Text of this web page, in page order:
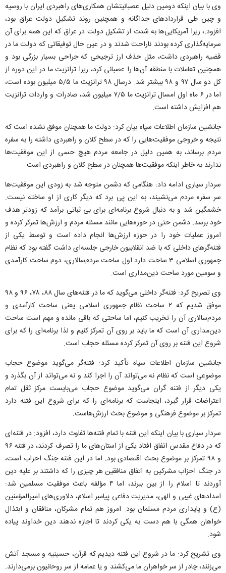
وی با بیان اینکه دومین دلیل عصبانیتشان همکاری‌های راهبردی ایران با روسیه
و چین طی قرارداد‌های جداگانه و همچنین روند تشکیل دولت عراق بود،
افزود:، زیرا آمریکایی‌ها به شدت از تشکیل دولت در عراق که این همه برای آن
سرمایه‌گذاری کرده بودند ناراحت شدند و در عین حال توفیقاتی که دولت ما در
قضیه راهبردی داشت، مثل حذف ارز ترجیحی که جراحی بسیار بزرگی بود و
همچنین تعاملات با منطقه آن‌ها را عصبانی کرد، زیرا ترانزیت ما در این دوره از
کل دو سال ۹۷ و ۹۸ بیشتر شد. درسال ۹۸ ترانزیت ما ۵/۵ میلیون بوده است،
اما در ۶ ماه اول امسال ترانزیت ما ۷/۵ میلیون شد، صادرات و واردات ترانزیت
هم افزایش داشته است.
جانشین سازمان اطلاعات سپاه بیان کرد: دولت ما همچنان موفق نشده است که
نتیجه و خروجی موفقیت‌هایی را که در سطح کلان و راهبردی داشته را به سفره
مردم برساند، به همین دلیل در جامعه مردم هیچ حسی از این موفقیت‌ها
ندارند به خاطر اینکه موفقیت‌ها همچنان در سطح کلان و راهبردی است.
سردار سیاری ادامه داد: هنگامی که دشمن متوجه شد به زودی این موفقیت‌ها
سر سفره مردم می‌نشیند، به این پی برد که دیگر کاری از او ساخته نیست.
خشمگین شد و به دنبال شروع برنامه‌ای برای بی ثباتی برآمد که زودتر هدف
خود برسد. دشمن حتی در حوزه‌هایی مانند مسئله مردم و ارزش‌ها تمرکز کرده و
امروز عملیات خود را در حوزه ارزش‌ها انجام داده است و توسط یکی از
فتنه‌گر‌های داخلی که با ضد انقلابیون خارجی جلسه‌ای داشت گفته بود که نظام
جمهوری اسلامی ۳ ساحت دارد اول ساحت مردم‌سالاری، دوم ساحت کارآمدی
و سومین مورد ساحت دین‌مداری است.
وی تصریح کرد: فتنه‌گر داخلی می‌گوید که ما در فتنه‌های سال ۸۸، ۷۸، ۹۶ و ۹۸
موفق شدیم که ۲ ساحت نظام جمهوری اسلامی یعنی ساحت کارآمدی و
مردم‌سالاری آن را تخریب کنیم، اما ساحتی که باقی مانده و مهم است ساحت
دین‌مداری آن است که ما باید بر روی آن تمرکز کنیم و لذا برنامه‌ای را که برای
شروع این فتنه بر روی آن تمرکز کرده مسئله حجاب است.
جانشین سازمان اطلاعات سپاه تأکید کرد: فتنه‌گر می‌گوید موضوع حجاب
موضوعی است که نظام نه می‌تواند آن را اجرا کند و نه می‌تواند از آن بگذرد و
یکی دیگر از فتنه گران می‌گوید موضوع حجاب می‌بایست مرکز ثقل تمام
اعتراضات قرار گیرد، اینجاست که برنامه‌ای را که برای شروع این فتنه دارد
تمرکز بر موضوع فرهنگی و موضوع بحث ارزش‌هاست.
سردار سیاری با بیان اینکه این فتنه با تمام فتنه‌ها تفاوت دارد، افزود: در فتنه‌ای
که در دفاع مقدس اتفاق افتاد یکی از استان‌های ما را تصرف کردند، در فتنه ۹۶
و ۹۸ تمرکز بر موضوع بحث اقتصادی بود. اما در این فتنه جنگ احزاب است،
در جنگ احزاب مشرکین به اتفاق منافقین هر چیزی را که داشتند بر علیه دین
آوردند تا اسلام را از بین ببرند، اما ۴ مؤلفه باعث موفقیت مسلمین شد:
امداد‌های غیبی و الهی، مدیریت دفاعی پیامبر اسلام، دلاوری‌های امیرالمؤمنین
(ع) و پایداری مردم مسلمان بود. امروز هم تمام مشرکان، منافقان و ابتذال
خواهان همگی با هم دست به یکی کردند تا اجازه ندهند دین خداوند پیاده
شود.
وی تشریح کرد: ما در شروع این فتنه دیدیم که قرآن، حسینیه و مسجد آتش
می‌زنند، چادر از سر خواهران ما می‌کشند و یا عمامه از سر روحانیون برمی‌دارند.